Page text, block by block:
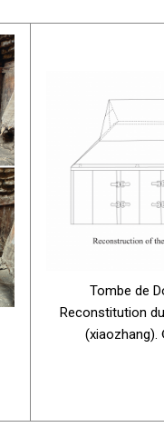
Tombe de
Reconstitution
(xiaozhang).